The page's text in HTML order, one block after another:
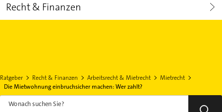
Recht & Finanzen
Ratgeber Recht & Finanzen Arbeitsrecht & Mietrecht
Mietrecht
Die Mietwohnung einbruchsicher machen: Wer zahlt?
Wonach suchen Sie?